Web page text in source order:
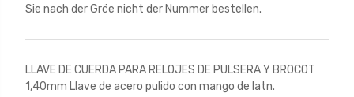
Sie nach der Gröe nicht der Nummer bestellen.
LLAVE DE CUERDA PARA RELOJES DE PULSERA Y BROCOT
1,40mm Llave de acero pulido con mango de latn.